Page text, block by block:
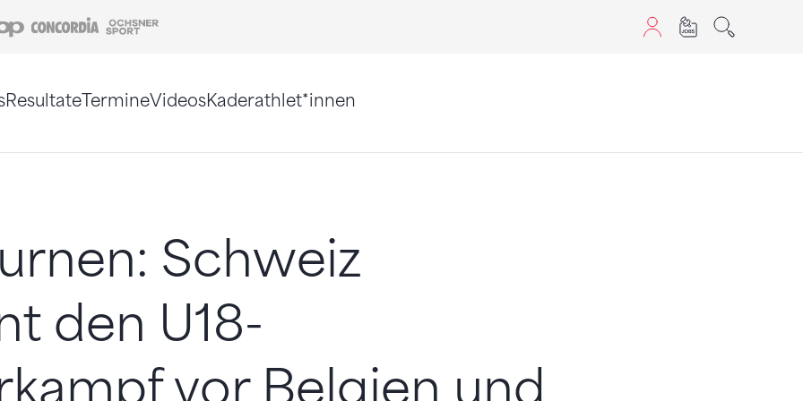
Coop Concordia
ResultateTermineVideosKaderathlet*innen
Schweiz
den U18-
vor Belgien und